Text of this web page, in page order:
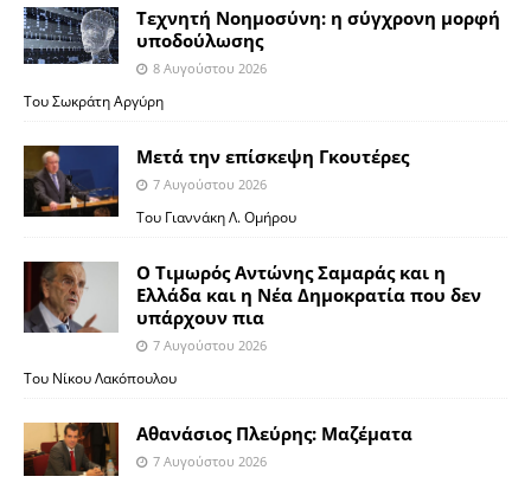
Τεχνητή Νοημοσύνη: η σύγχρονη μορφή
υποδούλωσης
8 Αυγούστου 2026
Του Σωκράτη Αργύρη
Μετά την επίσκεψη Γκουτέρες
7 Αυγούστου 2026
Του Γιαννάκη Λ. Ομήρου
Ο Τιμωρός Αντώνης Σαμαράς και η
Ελλάδα και η Νέα Δημοκρατία που δεν
υπάρχουν πια
7 Αυγούστου 2026
Του Νίκου Λακόπουλου
Αθανάσιος Πλεύρης: Μαζέματα
7 Αυγούστου 2026